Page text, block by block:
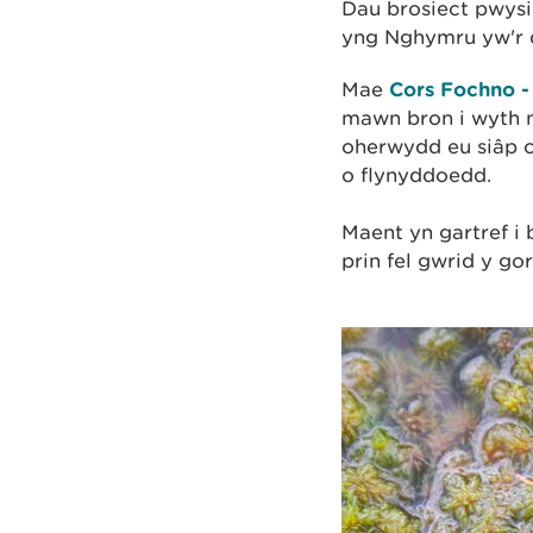
Dau brosiect
yng Nghymru yw'r
Mae Cors Fochno
mawn bron i wyth
oherwydd eu siâp
o flynyddoedd.
Maent yn gartref i
prin fel gwrid y